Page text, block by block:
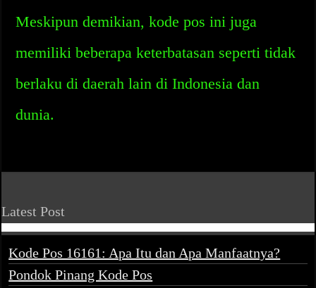
Meskipun demikian, kode pos ini juga
memiliki beberapa keterbatasan seperti tidak
berlaku di daerah lain di Indonesia dan
dunia.
Latest Post
Kode Pos 16161: Apa Itu dan Apa Manfaatnya?
Pondok Pinang Kode Pos